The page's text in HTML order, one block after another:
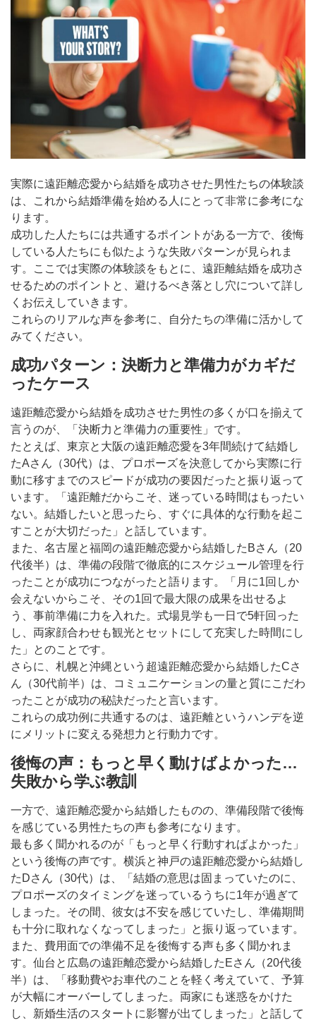
実際に遠距離恋愛から結婚を成功させた男性たちの体験談
は、これから結婚準備を始める人にとって非常に参考にな
ります。
成功した人たちには共通するポイントがある一方で、後悔
している人たちにも似たような失敗パターンが見られま
す。ここでは実際の体験談をもとに、遠距離結婚を成功さ
せるためのポイントと、避けるべき落とし穴について詳し
くお伝えしていきます。
これらのリアルな声を参考に、自分たちの準備に活かして
みてください。
成功パターン：決断力と準備力がカギだ
ったケース
遠距離恋愛から結婚を成功させた男性の多くが口を揃えて
言うのが、「決断力と準備力の重要性」です。
たとえば、東京と大阪の遠距離恋愛を3年間続けて結婚し
たAさん（30代）は、プロポーズを決意してから実際に行
動に移すまでのスピードが成功の要因だったと振り返って
います。「遠距離だからこそ、迷っている時間はもったい
ない。結婚したいと思ったら、すぐに具体的な行動を起こ
すことが大切だった」と話しています。
また、名古屋と福岡の遠距離恋愛から結婚したBさん（20
代後半）は、準備の段階で徹底的にスケジュール管理を行
ったことが成功につながったと語ります。「月に1回しか
会えないからこそ、その1回で最大限の成果を出せるよ
う、事前準備に力を入れた。式場見学も一日で5軒回った
し、両家顔合わせも観光とセットにして充実した時間にし
た」とのことです。
さらに、札幌と沖縄という超遠距離恋愛から結婚したCさ
ん（30代前半）は、コミュニケーションの量と質にこだわ
ったことが成功の秘訣だったと言います。
これらの成功例に共通するのは、遠距離というハンデを逆
にメリットに変える発想力と行動力です。
後悔の声：もっと早く動けばよかった…
失敗から学ぶ教訓
一方で、遠距離恋愛から結婚したものの、準備段階で後悔
を感じている男性たちの声も参考になります。
最も多く聞かれるのが「もっと早く行動すればよかった」
という後悔の声です。横浜と神戸の遠距離恋愛から結婚し
たDさん（30代）は、「結婚の意思は固まっていたのに、
プロポーズのタイミングを迷っているうちに1年が過ぎて
しまった。その間、彼女は不安を感じていたし、準備期間
も十分に取れなくなってしまった」と振り返っています。
また、費用面での準備不足を後悔する声も多く聞かれま
す。仙台と広島の遠距離恋愛から結婚したEさん（20代後
半）は、「移動費やお車代のことを軽く考えていて、予算
が大幅にオーバーしてしまった。両家にも迷惑をかけた
し、新婚生活のスタートに影響が出てしまった」と話して